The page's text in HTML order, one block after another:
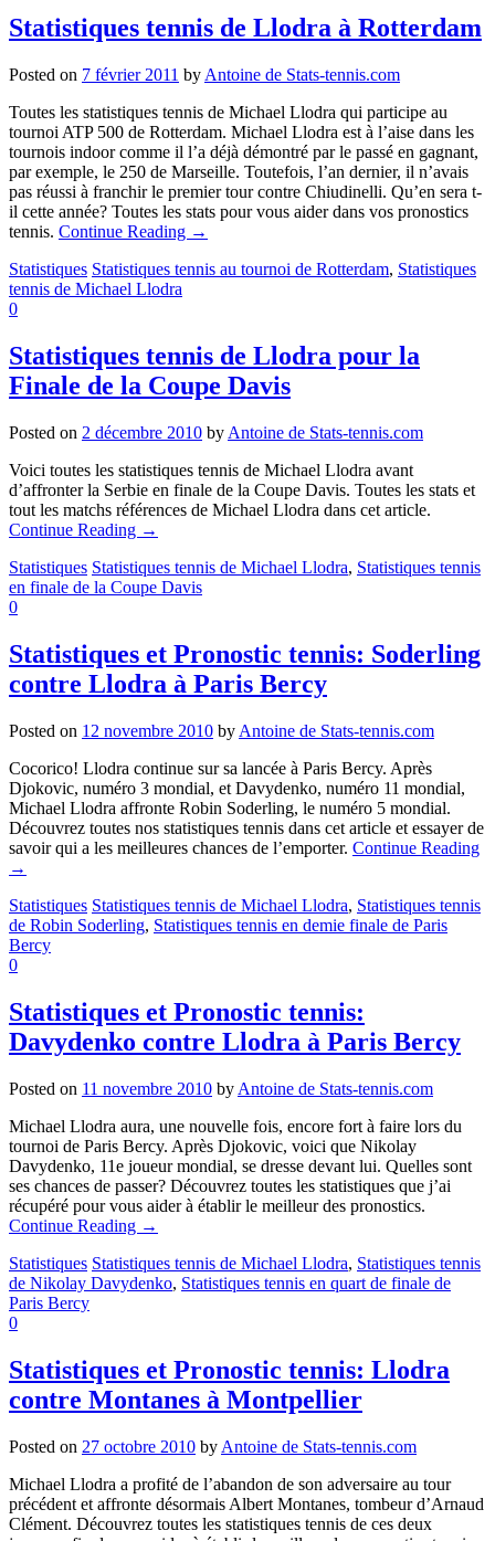
Statistiques tennis de Llodra à Rotterdam
Posted on 7 février 2011 by Antoine de Stats-tennis.com
Toutes les statistiques tennis de Michael Llodra qui participe au
tournoi ATP 500 de Rotterdam. Michael Llodra est à l’aise dans les
tournois indoor comme il l’a déjà démontré par le passé en gagnant,
par exemple, le 250 de Marseille. Toutefois, l’an dernier, il n’avais
pas réussi à franchir le premier tour contre Chiudinelli. Qu’en sera t-
il cette année? Toutes les stats pour vous aider dans vos pronostics
tennis. Continue Reading →
Statistiques Statistiques tennis au tournoi de Rotterdam, Statistiques
tennis de Michael Llodra
0
Statistiques tennis de Llodra pour la
Finale de la Coupe Davis
Posted on 2 décembre 2010 by Antoine de Stats-tennis.com
Voici toutes les statistiques tennis de Michael Llodra avant
d’affronter la Serbie en finale de la Coupe Davis. Toutes les stats et
tout les matchs références de Michael Llodra dans cet article.
Continue Reading →
Statistiques Statistiques tennis de Michael Llodra, Statistiques tennis
en finale de la Coupe Davis
0
Statistiques et Pronostic tennis: Soderling
contre Llodra à Paris Bercy
Posted on 12 novembre 2010 by Antoine de Stats-tennis.com
Cocorico! Llodra continue sur sa lancée à Paris Bercy. Après
Djokovic, numéro 3 mondial, et Davydenko, numéro 11 mondial,
Michael Llodra affronte Robin Soderling, le numéro 5 mondial.
Découvrez toutes nos statistiques tennis dans cet article et essayer de
savoir qui a les meilleures chances de l’emporter. Continue Reading
→
Statistiques Statistiques tennis de Michael Llodra, Statistiques tennis
de Robin Soderling, Statistiques tennis en demie finale de Paris
Bercy
0
Statistiques et Pronostic tennis:
Davydenko contre Llodra à Paris Bercy
Posted on 11 novembre 2010 by Antoine de Stats-tennis.com
Michael Llodra aura, une nouvelle fois, encore fort à faire lors du
tournoi de Paris Bercy. Après Djokovic, voici que Nikolay
Davydenko, 11e joueur mondial, se dresse devant lui. Quelles sont
ses chances de passer? Découvrez toutes les statistiques que j’ai
récupéré pour vous aider à établir le meilleur des pronostics.
Continue Reading →
Statistiques Statistiques tennis de Michael Llodra, Statistiques tennis
de Nikolay Davydenko, Statistiques tennis en quart de finale de
Paris Bercy
0
Statistiques et Pronostic tennis: Llodra
contre Montanes à Montpellier
Posted on 27 octobre 2010 by Antoine de Stats-tennis.com
Michael Llodra a profité de l’abandon de son adversaire au tour
précédent et affronte désormais Albert Montanes, tombeur d’Arnaud
Clément. Découvrez toutes les statistiques tennis de ces deux